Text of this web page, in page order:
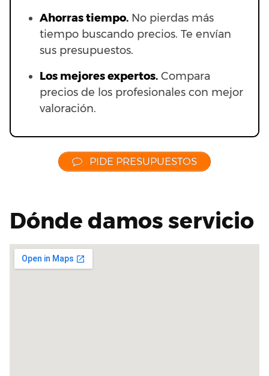
Ahorras tiempo. No pierdas más
tiempo buscando precios. Te envían
sus presupuestos.
Los mejores expertos. Compara
precios de los profesionales con mejor
valoración.
PIDE PRESUPUESTOS
Dónde damos servicio